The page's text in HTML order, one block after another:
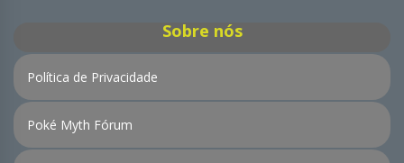
Sobre nós
Política de Privacidade
Poké Myth Fórum